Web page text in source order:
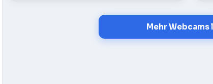
Mehr Webcams